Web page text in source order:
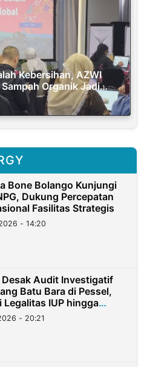
Kebersihan, AZWI
Organik Jadi
Bone Bolango Kunjungi
Dukung Percepatan
Fasilitas Strategis
- 14:20
Desak Audit Investigatif
Batu Bara di Pessel,
Legalitas IUP hingga
- 20:21